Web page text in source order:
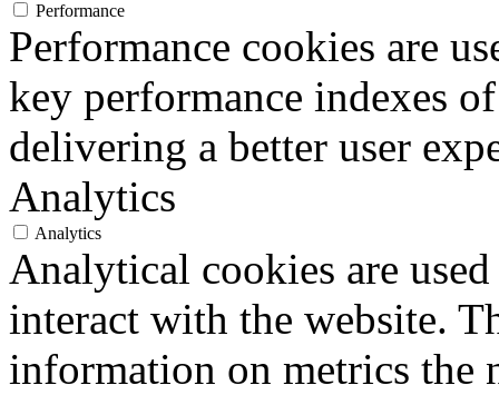
Performance
Performance cookies are
key performance indexes
delivering a better user
Analytics
Analytics
Analytical cookies are
interact with the website.
information on metrics the